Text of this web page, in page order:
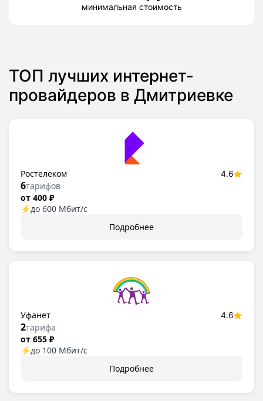
минимальная стоимость
ТОП лучших интернет-
провайдеров в Дмитриевке
Ростелеком 4.6
6тарифов
от 400 ₽
⚡до 600 Мбит/с
Подробнее
Уфанет 4.6
2тарифа
от 655 ₽
⚡до 100 Мбит/с
Подробнее